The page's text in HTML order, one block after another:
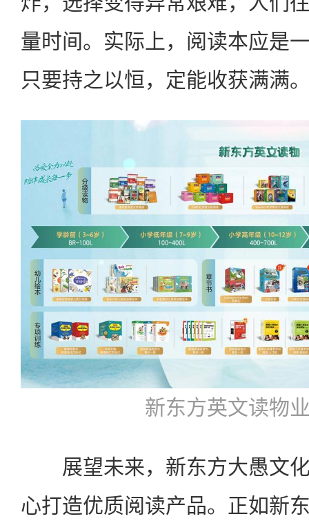
量时间。实际上，阅读本应是
只要持之以恒，定能收获满满
新东方英文读物
展望未来，新东方大愚文化
心打造优质阅读产品。正如新